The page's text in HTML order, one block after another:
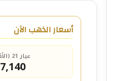
أسعار الذهب الآن
عيار 21 (الأكثر مبيعاً)
7,140 ج.م